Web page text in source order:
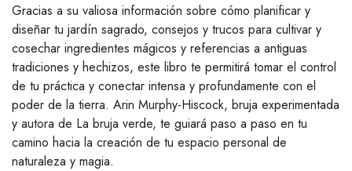
Gracias a su valiosa información sobre cómo planificar y
diseñar tu jardín sagrado, consejos y trucos para cultivar y
cosechar ingredientes mágicos y referencias a antiguas
tradiciones y hechizos, este libro te permitirá tomar el control
de tu práctica y conectar intensa y profundamente con el
poder de la tierra. Arin Murphy-Hiscock, bruja experimentada
y autora de La bruja verde, te guiará paso a paso en tu
camino hacia la creación de tu espacio personal de
naturaleza y magia.